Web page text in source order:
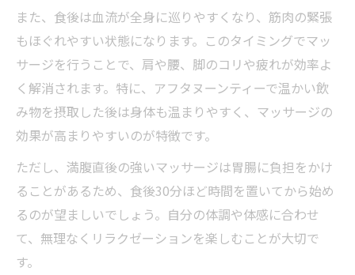
また、食後は血流が全身に巡りやすくなり、筋肉の緊張
もほぐれやすい状態になります。このタイミングでマッ
サージを行うことで、肩や腰、脚のコリや疲れが効率よ
く解消されます。特に、アフタヌーンティーで温かい飲
み物を摂取した後は身体も温まりやすく、マッサージの
効果が高まりやすいのが特徴です。
ただし、満腹直後の強いマッサージは胃腸に負担をかけ
ることがあるため、食後30分ほど時間を置いてから始め
るのが望ましいでしょう。自分の体調や体感に合わせ
て、無理なくリラクゼーションを楽しむことが大切で
す。